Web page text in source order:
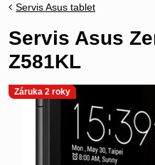
Záruka 2 roky
Servis Asus tablet
Servis Asus
Z581KL